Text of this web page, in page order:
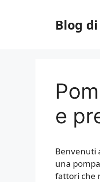
Blog
e
Benvenuti
una
fattori che